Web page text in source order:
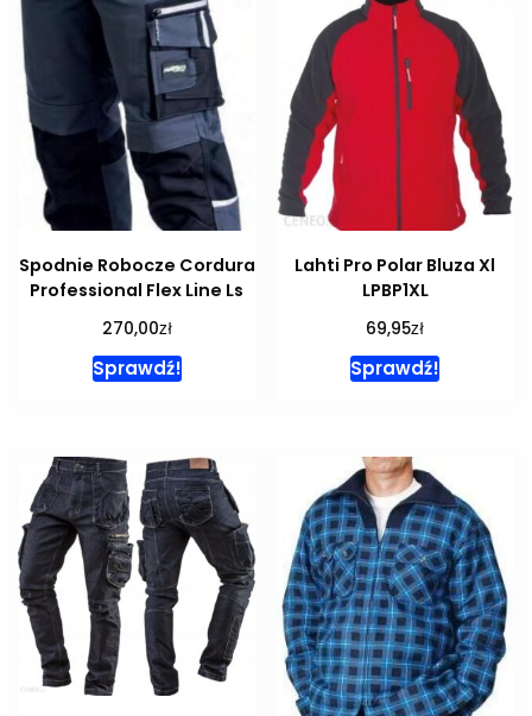
Spodnie Robocze Cordura
Professional Flex Line Ls
270,00zł
Sprawdź!
Lahti Pro Polar Bluza Xl
LPBP1XL
69,95zł
Sprawdź!